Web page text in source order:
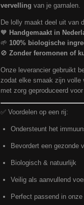
vervelling van je garnalen.
De lolly maakt deel uit van
🧡 Handgemaakt in
🌱 100% biologische
🚫 Zonder feromonen of
Onze leverancier gebruikt
zodat elke smaak zijn volle
met zorg geproduceerd
✅ Voordelen op een rij:
Ondersteunt het
Bevordert een gezonde
Biologisch & natuurlijk
Veilig als aanvullend
Perfect passend in onze